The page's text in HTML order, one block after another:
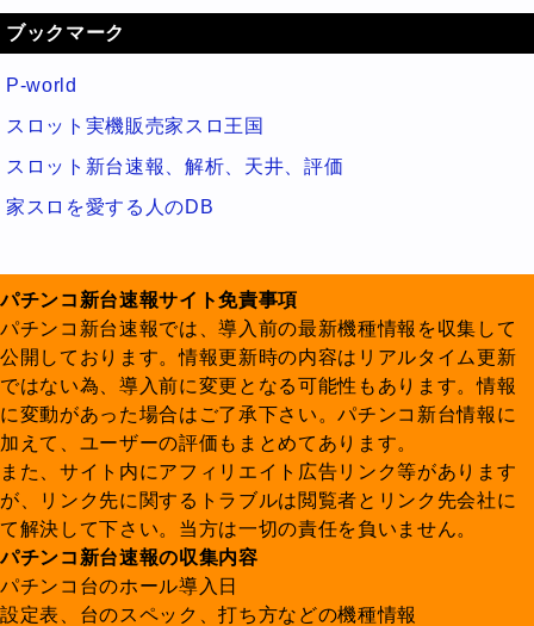
ブックマーク
P-world
スロット実機販売家スロ王国
スロット新台速報、解析、天井、評価
家スロを愛する人のDB
パチンコ新台速報サイト免責事項
パチンコ新台速報では、導入前の最新機種情報を収集して
公開しております。情報更新時の内容はリアルタイム更新
ではない為、導入前に変更となる可能性もあります。情報
に変動があった場合はご了承下さい。パチンコ新台情報に
加えて、ユーザーの評価もまとめてあります。
また、サイト内にアフィリエイト広告リンク等があります
が、リンク先に関するトラブルは閲覧者とリンク先会社に
て解決して下さい。当方は一切の責任を負いません。
パチンコ新台速報の収集内容
パチンコ台のホール導入日
設定表、台のスペック、打ち方などの機種情報